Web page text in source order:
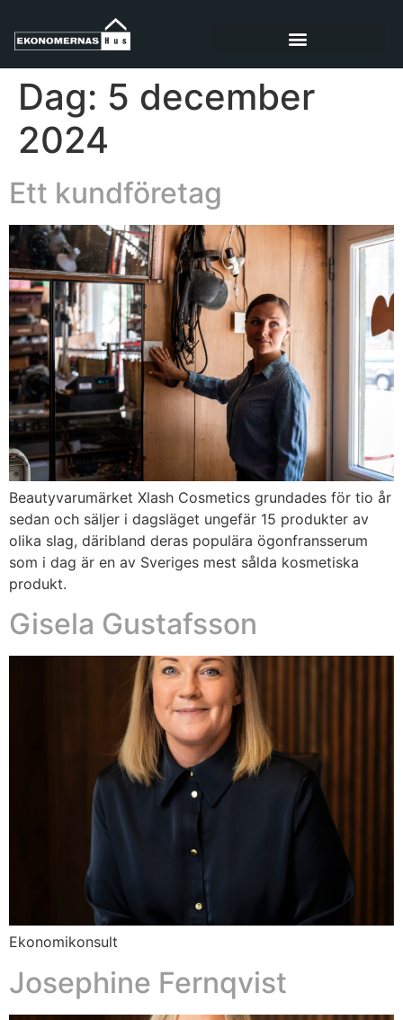
Dag: 5 december
2024
Ett kundföretag
Beautyvarumärket Xlash Cosmetics grundades för tio år
sedan och säljer i dagsläget ungefär 15 produkter av
olika slag, däribland deras populära ögonfransserum
som i dag är en av Sveriges mest sålda kosmetiska
produkt.
Gisela Gustafsson
Ekonomikonsult
Josephine Fernqvist